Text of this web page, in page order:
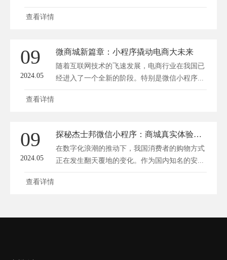
转...
查看详情
09
2024.05
微商城新篇章：小程序撬动电商大未来
随着互联网技术的飞速发展，电商行业在我国已
经进入了一个全新的阶段。特别是微信小程序...
查看详情
09
2024.05
探秘杰士邦微信小程序：商城真实体验，创新购物新风尚
在数字化浪潮的推动下，我国消费者的购物方式
正在发生翻天覆地的变化。作为国内知名的安...
查看详情